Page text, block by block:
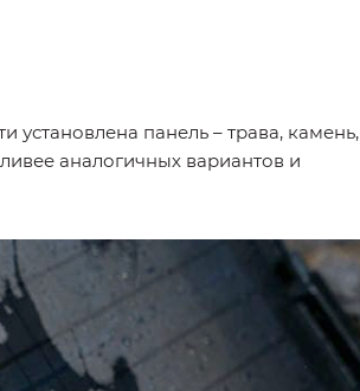
панель – трава, камень,
аналогичных вариантов и